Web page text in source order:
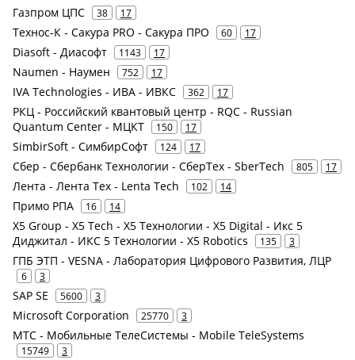
Газпром ЦПС 38 17
Технос-К - Сакура PRO - Сакура ПРО 60 17
Diasoft - Диасофт 1143 17
Naumen - Наумен 752 17
IVA Technologies - ИВА - ИВКС 362 17
РКЦ - Российский квантовый центр - RQC - Russian
Quantum Center - МЦКТ
150 17
SimbirSoft - СимбирСофт 124 17
Сбер - Сбербанк Технологии - СберТех - SberTech 805 17
Лента - Лента Тех - Lenta Tech 102 14
Примо РПА 16 14
X5 Group - X5 Tech - X5 Технологии - X5 Digital - Икс 5
Диджитал - ИКС 5 Технологии - X5 Robotics
135 3
ГПБ ЭТП - VESNA - Лаборатория Цифрового Развития, ЛЦР
6 3
SAP SE 5600 3
Microsoft Corporation 25770 3
МТС - Мобильные ТелеСистемы - Mobile TeleSystems
15749 3